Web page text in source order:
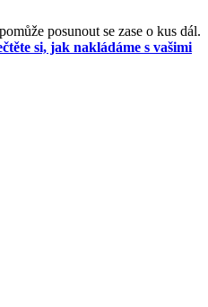
posunout se zase o kus dál.
si, jak nakládáme s vašimi